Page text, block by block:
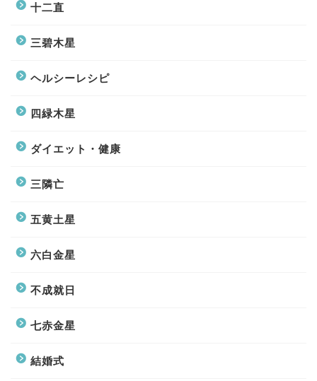
十二直
三碧木星
ヘルシーレシピ
四緑木星
ダイエット・健康
三隣亡
五黄土星
六白金星
不成就日
七赤金星
結婚式